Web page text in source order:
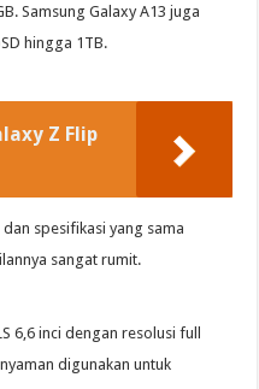
Samsung Galaxy A13 juga
hingga 1TB.
Z Flip
spesifikasi yang sama
sangat rumit.
6,6 inci dengan resolusi full
digunakan untuk